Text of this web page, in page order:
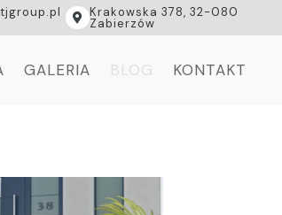
 Krakowska 378, 32-080
Zabierzów
GALERIA BLOG KONTAKT